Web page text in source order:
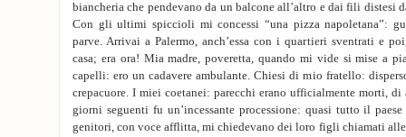
biancheria che pendevano da un balcone all’altro e dai fili distesi
Con gli ultimi spiccioli mi concessi “una pizza napoletana”:
parve. Arrivai a Palermo, anch’essa con i quartieri sventrati e
casa; era ora! Mia madre, poveretta, quando mi vide si mise a
capelli: ero un cadavere ambulante. Chiesi di mio fratello:
crepacuore. I miei coetanei: parecchi erano ufficialmente morti, di
giorni seguenti fu un’incessante processione: quasi tutto il
genitori, con voce afflitta, mi chiedevano dei loro figli chiamati alle